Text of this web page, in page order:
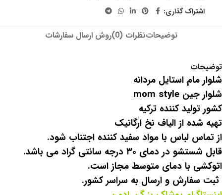
اشتراک گذاری:
توضیحاتنظرات (0) روش ارسال سفارشات
توضیحات
شلوار مام استایل مردانه
شلوار جین mom style
کشور تولید کننده ترکیه
تهیه شده از الیاف نخ ارگانیک
از تماس لباس با مواد سفید کننده اجتناب شود.
قابل شستشو در دمای ۳۰ درجه سانتی گراد می باشد.
اتوکشی با دمای متوسط مجاز است.
ثبت سفارش و ارسال به سراسر کشور.